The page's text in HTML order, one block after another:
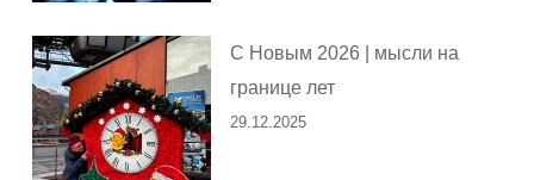
С Новым 2026 | мысли на
границе лет
29.12.2025